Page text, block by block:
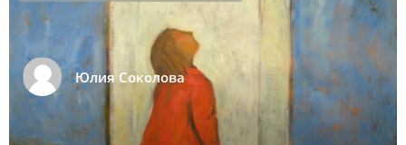
Юлия Соколова